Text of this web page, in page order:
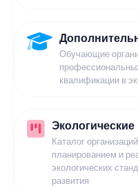
Обучающие
квалификации в
Каталог
планированием и
экологических
развития